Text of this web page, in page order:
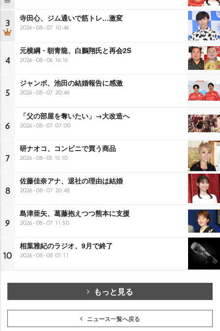
3 寺田心、ジム通いで筋トレ…激変
2026-08-07 10:46
4
元横綱・朝青龍、白鵬翔氏と再会2S
2026-08-06 16:16
5
ジャンボ、池田の結婚報告に感激
2026-08-07 20:46
6
「父の部屋を奪いたい」→大改造へ
2026-08-07 07:00
7
研ナオコ、コンビニで買う商品
2026-08-05 15:10
8
佐藤佳奈アナ、退社の理由は結婚
2026-08-07 20:48
9
島津亜矢、葛藤抱えつつ熊本に支援
2026-08-07 11:50
10
相葉雅紀のラジオ、9月で終了
2026-08-08 01:11
もっと見る
ニュース一覧へ戻る